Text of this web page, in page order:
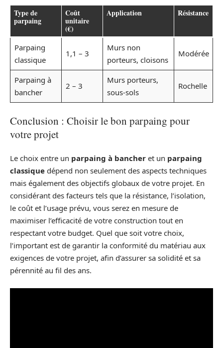
Type de
parpaing
Coût
unitaire
(€)
Application Résistance
Parpaing
classique
1,1 – 3
Murs non
porteurs, cloisons
Modérée
Parpaing à
bancher
2 – 3
Murs porteurs,
sous-sols
Rochelle
Conclusion : Choisir le bon parpaing pour
votre projet
Le choix entre un parpaing à bancher et un parpaing
classique dépend non seulement des aspects techniques
mais également des objectifs globaux de votre projet. En
considérant des facteurs tels que la résistance, l’isolation,
le coût et l’usage prévu, vous serez en mesure de
maximiser l’efficacité de votre construction tout en
respectant votre budget. Quel que soit votre choix,
l’important est de garantir la conformité du matériau aux
exigences de votre projet, afin d’assurer sa solidité et sa
pérennité au fil des ans.